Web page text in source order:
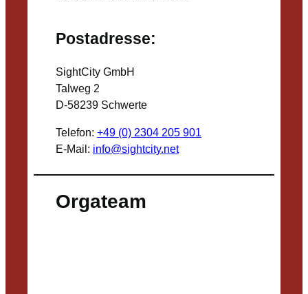
Postadresse:
SightCity GmbH
Talweg 2
D-58239 Schwerte
Telefon: +49 (0) 2304 205 901
E-Mail: info@sightcity.net
Orgateam